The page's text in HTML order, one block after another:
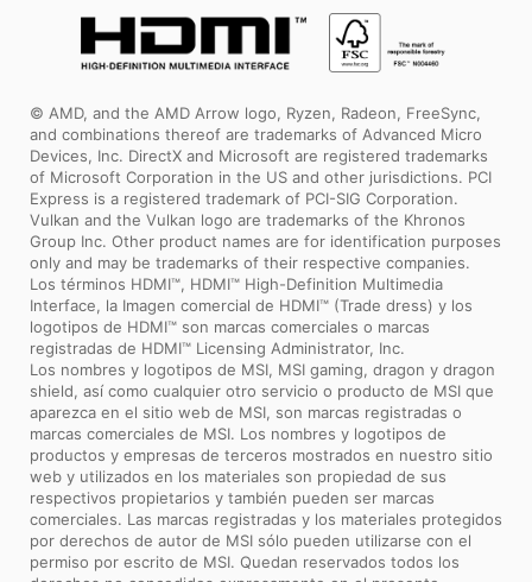
© AMD, and the AMD Arrow logo, Ryzen, Radeon, FreeSync,
and combinations thereof are trademarks of Advanced Micro
Devices, Inc. DirectX and Microsoft are registered trademarks
of Microsoft Corporation in the US and other jurisdictions. PCI
Express is a registered trademark of PCI-SIG Corporation.
Vulkan and the Vulkan logo are trademarks of the Khronos
Group Inc. Other product names are for identification purposes
only and may be trademarks of their respective companies.
Los términos HDMI™, HDMI™ High-Definition Multimedia
Interface, la Imagen comercial de HDMI™ (Trade dress) y los
logotipos de HDMI™ son marcas comerciales o marcas
registradas de HDMI™ Licensing Administrator, Inc.
Los nombres y logotipos de MSI, MSI gaming, dragon y dragon
shield, así como cualquier otro servicio o producto de MSI que
aparezca en el sitio web de MSI, son marcas registradas o
marcas comerciales de MSI. Los nombres y logotipos de
productos y empresas de terceros mostrados en nuestro sitio
web y utilizados en los materiales son propiedad de sus
respectivos propietarios y también pueden ser marcas
comerciales. Las marcas registradas y los materiales protegidos
por derechos de autor de MSI sólo pueden utilizarse con el
permiso por escrito de MSI. Quedan reservados todos los